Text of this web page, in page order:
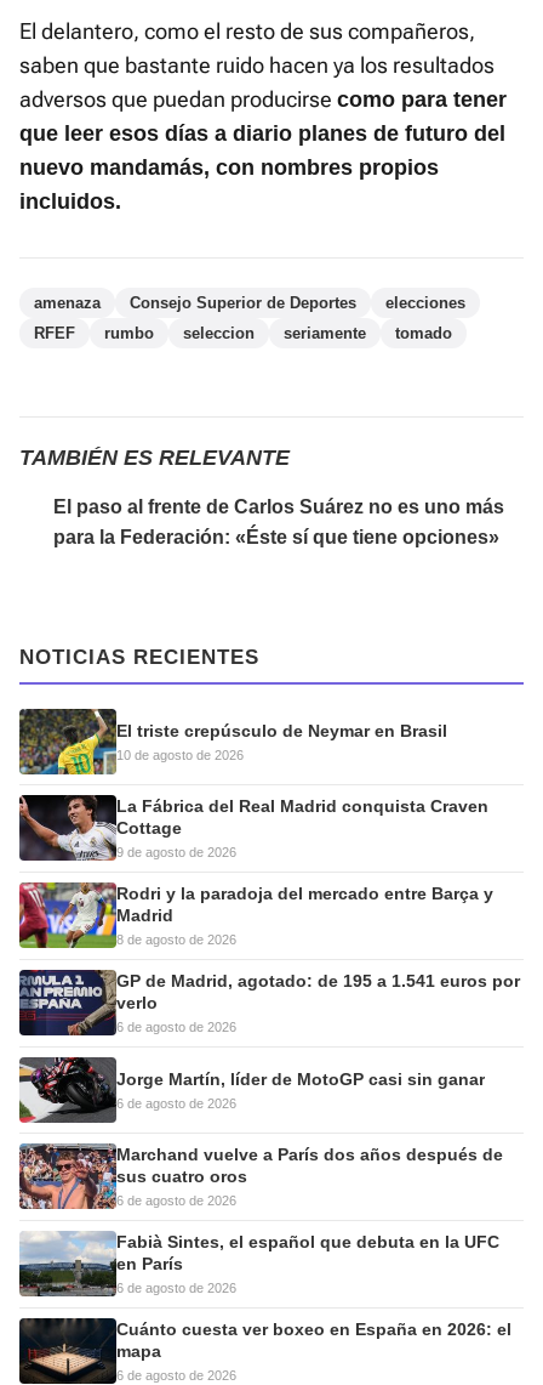
El delantero, como el resto de sus compañeros,
saben que bastante ruido hacen ya los resultados
adversos que puedan producirse como para tener
que leer esos días a diario planes de futuro del
nuevo mandamás, con nombres propios
incluidos.
amenaza Consejo Superior de Deportes
elecciones
RFEF
rumbo seleccion seriamente tomado
TAMBIÉN ES RELEVANTE
El paso al frente de Carlos Suárez no es uno más
para la Federación: «Éste sí que tiene opciones»
NOTICIAS RECIENTES
El triste crepúsculo de Neymar en Brasil
10 de agosto de 2026
La Fábrica del Real Madrid conquista Craven
Cottage
9 de agosto de 2026
Rodri y la paradoja del mercado entre Barça y
Madrid
8 de agosto de 2026
GP de Madrid, agotado: de 195 a 1.541 euros por
verlo
6 de agosto de 2026
Jorge Martín, líder de MotoGP casi sin ganar
6 de agosto de 2026
Marchand vuelve a París dos años después de
sus cuatro oros
6 de agosto de 2026
Fabià Sintes, el español que debuta en la UFC
en París
6 de agosto de 2026
Cuánto cuesta ver boxeo en España en 2026: el
mapa
6 de agosto de 2026